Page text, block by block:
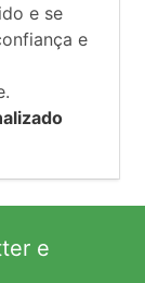
e se
e
e